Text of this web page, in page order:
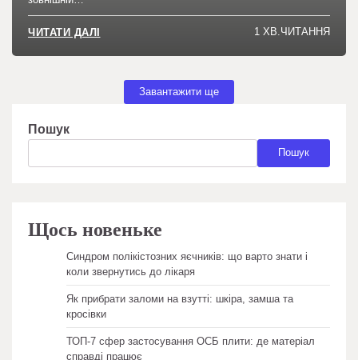
ЧИТАТИ ДАЛІ 1 ХВ.ЧИТАННЯ
Завантажити ще
Пошук
Пошук
Щось новеньке
Синдром полікістозних яєчників: що варто знати і
коли звернутись до лікаря
Як прибрати заломи на взутті: шкіра, замша та
кросівки
ТОП-7 сфер застосування ОСБ плити: де матеріал
справді працює